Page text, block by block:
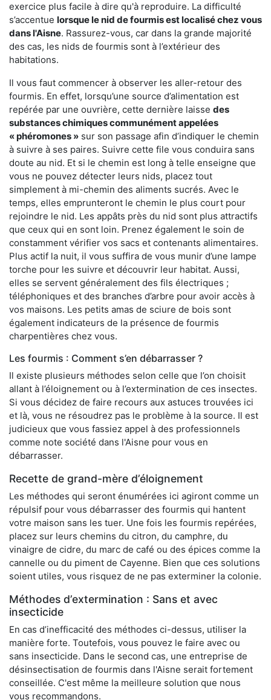
exercice plus facile à dire qu'à reproduire. La difficulté
s’accentue lorsque le nid de fourmis est localisé chez vous
dans l'Aisne. Rassurez-vous, car dans la grande majorité
des cas, les nids de fourmis sont à l’extérieur des
habitations.
Il vous faut commencer à observer les aller-retour des
fourmis. En effet, lorsqu’une source d’alimentation est
repérée par une ouvrière, cette dernière laisse des
substances chimiques communément appelées
« phéromones » sur son passage afin d’indiquer le chemin
à suivre à ses paires. Suivre cette file vous conduira sans
doute au nid. Et si le chemin est long à telle enseigne que
vous ne pouvez détecter leurs nids, placez tout
simplement à mi-chemin des aliments sucrés. Avec le
temps, elles emprunteront le chemin le plus court pour
rejoindre le nid. Les appâts près du nid sont plus attractifs
que ceux qui en sont loin. Prenez également le soin de
constamment vérifier vos sacs et contenants alimentaires.
Plus actif la nuit, il vous suffira de vous munir d’une lampe
torche pour les suivre et découvrir leur habitat. Aussi,
elles se servent généralement des fils électriques ;
téléphoniques et des branches d’arbre pour avoir accès à
vos maisons. Les petits amas de sciure de bois sont
également indicateurs de la présence de fourmis
charpentières chez vous.
Les fourmis : Comment s’en débarrasser ?
Il existe plusieurs méthodes selon celle que l’on choisit
allant à l’éloignement ou à l’extermination de ces insectes.
Si vous décidez de faire recours aux astuces trouvées ici
et là, vous ne résoudrez pas le problème à la source. Il est
judicieux que vous fassiez appel à des professionnels
comme note société dans l'Aisne pour vous en
débarrasser.
Recette de grand-mère d’éloignement
Les méthodes qui seront énumérées ici agiront comme un
répulsif pour vous débarrasser des fourmis qui hantent
votre maison sans les tuer. Une fois les fourmis repérées,
placez sur leurs chemins du citron, du camphre, du
vinaigre de cidre, du marc de café ou des épices comme la
cannelle ou du piment de Cayenne. Bien que ces solutions
soient utiles, vous risquez de ne pas exterminer la colonie.
Méthodes d’extermination : Sans et avec
insecticide
En cas d’inefficacité des méthodes ci-dessus, utiliser la
manière forte. Toutefois, vous pouvez le faire avec ou
sans insecticide. Dans le second cas, une entreprise de
désinsectisation de fourmis dans l'Aisne serait fortement
conseillée. C'est même la meilleure solution que nous
vous recommandons.